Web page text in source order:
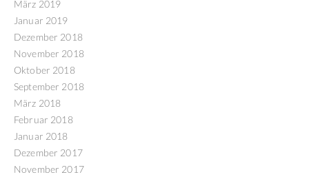
März 2019
Januar 2019
Dezember 2018
November 2018
Oktober 2018
September 2018
März 2018
Februar 2018
Januar 2018
Dezember 2017
November 2017